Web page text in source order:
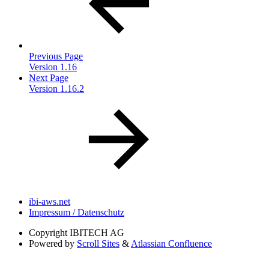
Previous Page
Version 1.16
Next Page
Version 1.16.2
ibi-aws.net
Impressum / Datenschutz
Copyright IBITECH AG
Powered by Scroll Sites & Atlassian Confluence